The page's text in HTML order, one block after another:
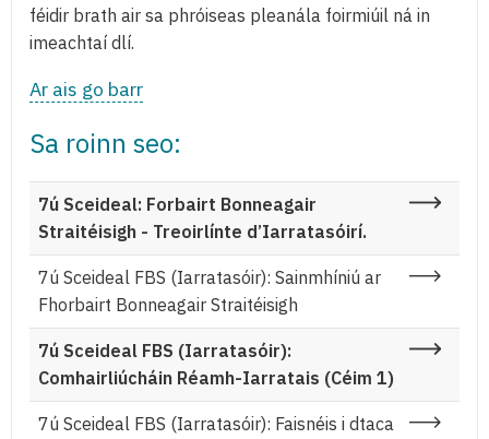
féidir brath air sa phróiseas pleanála foirmiúil ná in
imeachtaí dlí.
Ar ais go barr
Sa roinn seo:
7ú Sceideal: Forbairt Bonneagair
Straitéisigh - Treoirlínte d’Iarratasóirí.
7ú Sceideal FBS (Iarratasóir): Sainmhíniú ar
Fhorbairt Bonneagair Straitéisigh
7ú Sceideal FBS (Iarratasóir):
Comhairliúcháin Réamh-Iarratais (Céim 1)
7ú Sceideal FBS (Iarratasóir): Faisnéis i dtaca